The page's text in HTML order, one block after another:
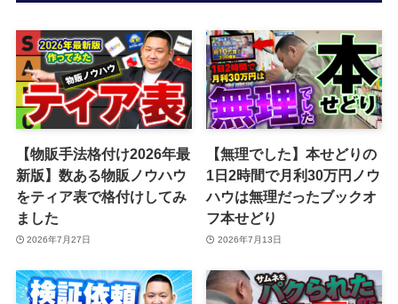
【物販手法格付け2026年最
新版】数ある物販ノウハウ
をティア表で格付けしてみ
ました
2026年7月27日
【無理でした】本せどりの
1日2時間で月利30万円ノウ
ハウは無理だったブックオ
フ本せどり
2026年7月13日